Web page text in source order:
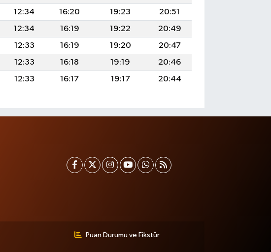
12:34 16:20 19:23
20:51
12:34 16:19 19:22
20:49
12:33 16:19 19:20
20:47
12:33 16:18 19:19
20:46
12:33 16:17 19:17 20:44
Puan Durumu ve Fikstür